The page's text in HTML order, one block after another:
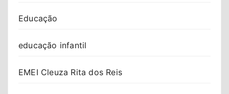
Educação
educação infantil
EMEI Cleuza Rita dos Reis